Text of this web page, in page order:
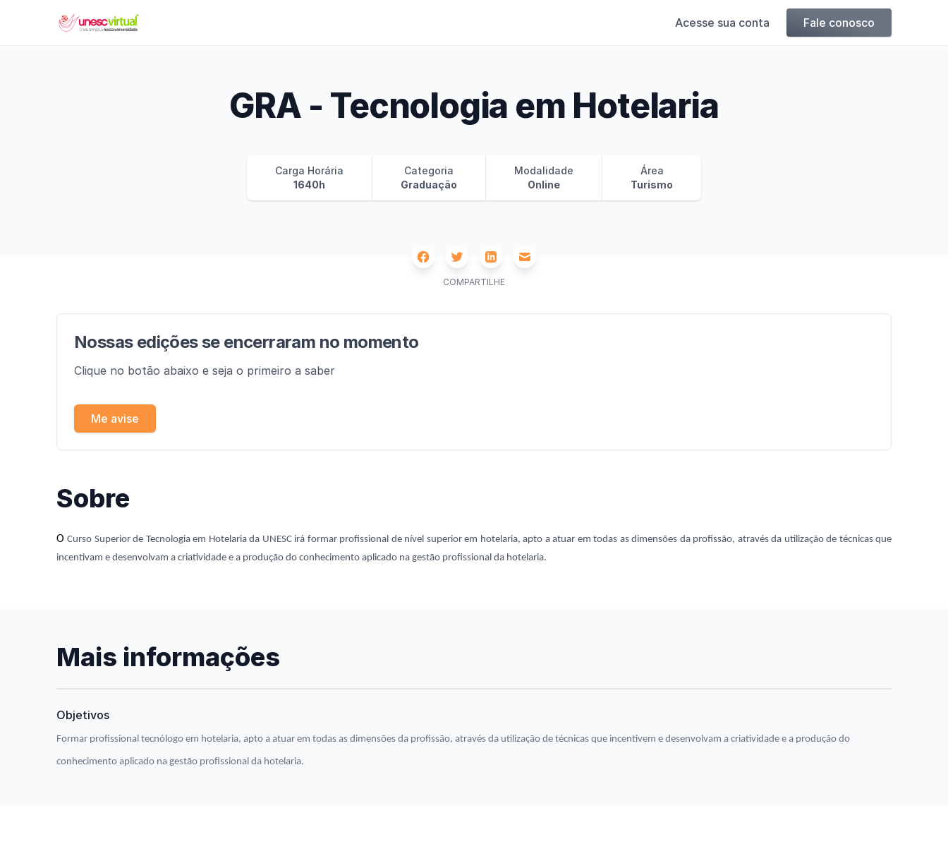
UNESC VIRTUAL Acesse sua conta Fale conosco
GRA - Tecnologia em Hotelaria
Carga Horária
1640h
Categoria
Graduação
Modalidade
Online
Área
Turismo
FacebookTwitterLinkedinEmail
COMPARTILHE
Nossas edições se encerraram no momento
Clique no botão abaixo e seja o primeiro a saber
Me avise
Sobre
OCurso Superior de Tecnologia em Hotelaria da UNESC irá formar profissional de nível superior em hotelaria, apto a atuar em todas as dimensões da profissão, através da utilização de técnicas que
incentivam e desenvolvam a criatividade e a produção do conhecimento aplicado na gestão profissional da hotelaria.
Mais informações
Objetivos
Formar profissional tecnólogo em hotelaria, apto a atuar em todas as dimensões da profissão, através da utilização de técnicas que incentivem e desenvolvam a criatividade e a produção do
conhecimento aplicado na gestão profissional da hotelaria.